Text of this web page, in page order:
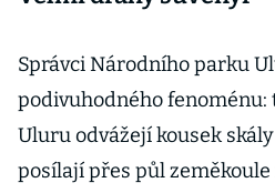
Správci Národního parku
podivuhodného
Uluru odvážejí kousek
posílají přes půl